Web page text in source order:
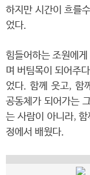
하지만 시간이 흐를
었다.
힘들어하는 조원에
며 버팀목이 되어주
었다. 함께 웃고, 함
공동체가 되어가는
는 사람이 아니라,
정에서 배웠다.